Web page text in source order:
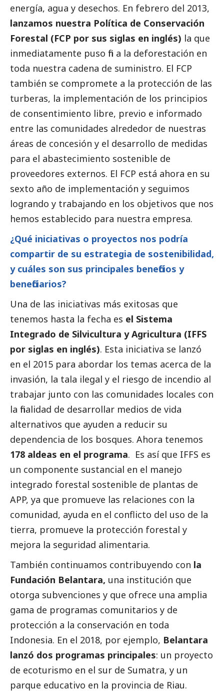
energía, agua y desechos. En febrero del 2013,
lanzamos nuestra Política de Conservación
Forestal (FCP por sus siglas en inglés) la que
inmediatamente puso fin a la deforestación en
toda nuestra cadena de suministro. El FCP
también se compromete a la protección de las
turberas, la implementación de los principios
de consentimiento libre, previo e informado
entre las comunidades alrededor de nuestras
áreas de concesión y el desarrollo de medidas
para el abastecimiento sostenible de
proveedores externos. El FCP está ahora en su
sexto año de implementación y seguimos
logrando y trabajando en los objetivos que nos
hemos establecido para nuestra empresa.
¿Qué iniciativas o proyectos nos podría
compartir de su estrategia de sostenibilidad,
y cuáles son sus principales beneficios y
beneficiarios?
Una de las iniciativas más exitosas que
tenemos hasta la fecha es el Sistema
Integrado de Silvicultura y Agricultura (IFFS
por siglas en inglés). Esta iniciativa se lanzó
en el 2015 para abordar los temas acerca de la
invasión, la tala ilegal y el riesgo de incendio al
trabajar junto con las comunidades locales con
la finalidad de desarrollar medios de vida
alternativos que ayuden a reducir su
dependencia de los bosques. Ahora tenemos
178 aldeas en el programa. Es así que IFFS es
un componente sustancial en el manejo
integrado forestal sostenible de plantas de
APP, ya que promueve las relaciones con la
comunidad, ayuda en el conflicto del uso de la
tierra, promueve la protección forestal y
mejora la seguridad alimentaria.
También continuamos contribuyendo con la
Fundación Belantara, una institución que
otorga subvenciones y que ofrece una amplia
gama de programas comunitarios y de
protección a la conservación en toda
Indonesia. En el 2018, por ejemplo, Belantara
lanzó dos programas principales: un proyecto
de ecoturismo en el sur de Sumatra, y un
parque educativo en la provincia de Riau.